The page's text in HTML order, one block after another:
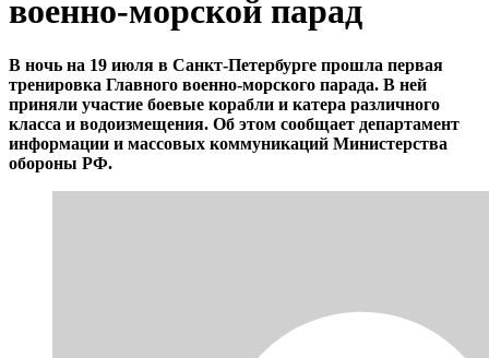
военно-морской парад
В ночь на 19 июля в Санкт-Петербурге прошла первая
тренировка Главного военно-морского парада. В ней
приняли участие боевые корабли и катера различного
класса и водоизмещения. Об этом сообщает департамент
информации и массовых коммуникаций Министерства
обороны РФ.